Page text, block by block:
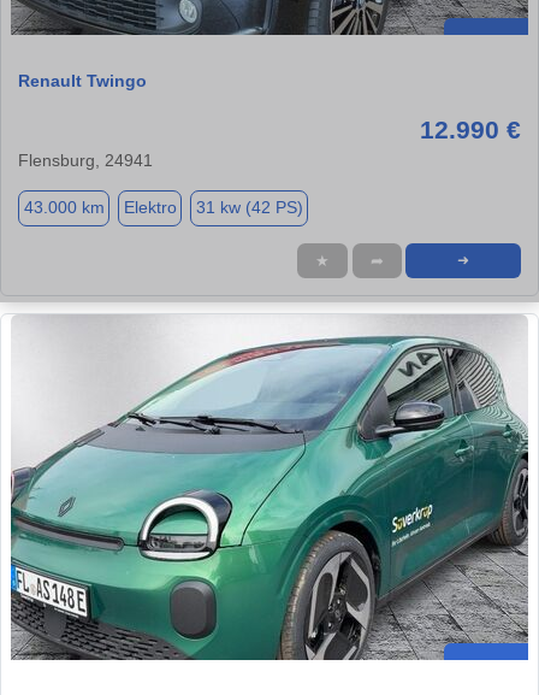
Renault Twingo
12.990 €
Flensburg, 24941
43.000 km Elektro 31 kw (42 PS)
★ ➦ ➜